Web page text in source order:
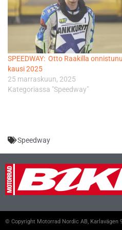
SPEEDWAY: Otto Raakilla
kausi 2025
25 marraskuun, 2025
Kategoriassa "Speedway"
Speedway
© Copyright Motorrad Nordic AB, Karlavägen